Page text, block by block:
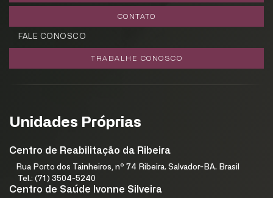
CONTATO
FALE CONOSCO
TRABALHE CONOSCO
Unidades Próprias
Centro de Reabilitação da Ribeira
Rua Porto dos Tainheiros, nº 74 Ribeira. Salvador-BA. Brasil
Tel.: (71) 3504-5240
Centro de Saúde Ivonne Silveira